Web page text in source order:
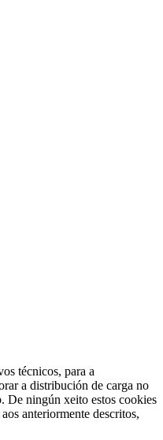
técnicos, para a
a distribución de carga no
De ningún xeito estos cookies
anteriormente descritos,